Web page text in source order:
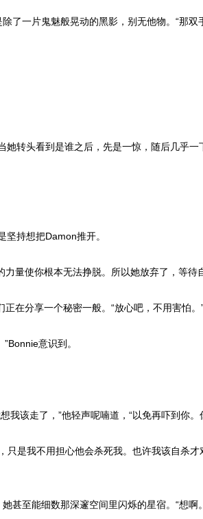
了一片鬼魅般晃动的黑影，别无他物。“那
转头看到是谁之后，先是一惊，随后几乎一
持想把Damon推开。
量使你根本无法挣脱。所以她放弃了，等待
在分享一个秘密一般。“放心吧，不用害怕。
意识到。
该走了，”他轻声呢喃道，“以免再吓到你。
是我不用担心他会杀死我。也许我该自杀才
至能细数那深邃空间里闪烁的星宿。“想啊